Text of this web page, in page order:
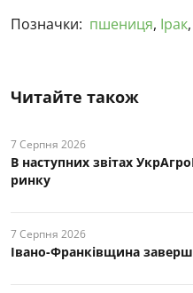
Позначки: пшениця, Ірак,
Читайте також
7 Серпня 2026
В наступних звітах
ринку
7 Серпня 2026
Івано-Франківщина